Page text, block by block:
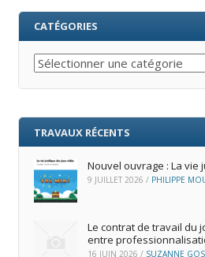
CATÉGORIES
Catégories
TRAVAUX RÉCENTS
Nouvel ouvrage : La
9 JUILLET 2026 / PHILIPPE
Le contrat de travail du
entre
16 JUIN 2026 / SUZANNE